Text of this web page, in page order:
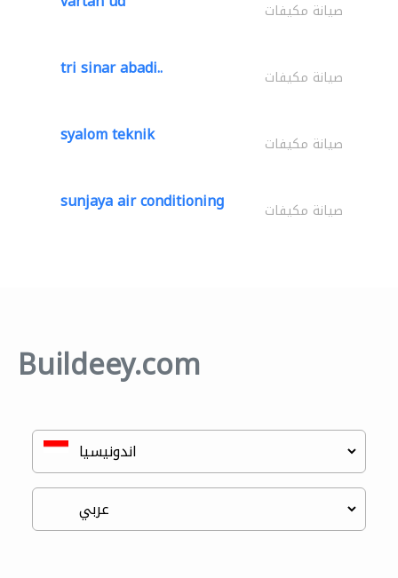
صيانة مكيفات
tri sinar abadi.. صيانة مكيفات
syalom teknik صيانة مكيفات
sunjaya air conditioning صيانة مكيفات
Buildeey.com